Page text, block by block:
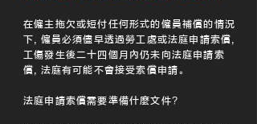
在僱主拖欠或短付任何形式的僱員補償的情況
下, 僱員必須儘早透過勞工處或法庭申請索償,
工傷發生後二十四個月內仍未向法庭申請索
償, 法庭有可能不會接受索償申請。
法庭申請索償需要準備什麼文件?